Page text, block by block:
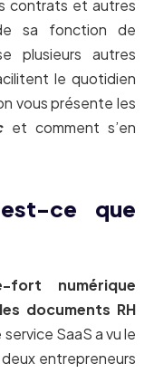
contrats et autres
sa fonction de
plusieurs autres
le quotidien
vous présente les
et comment s’en
ce que
numérique
documents RH
service SaaS a vu le
entrepreneurs